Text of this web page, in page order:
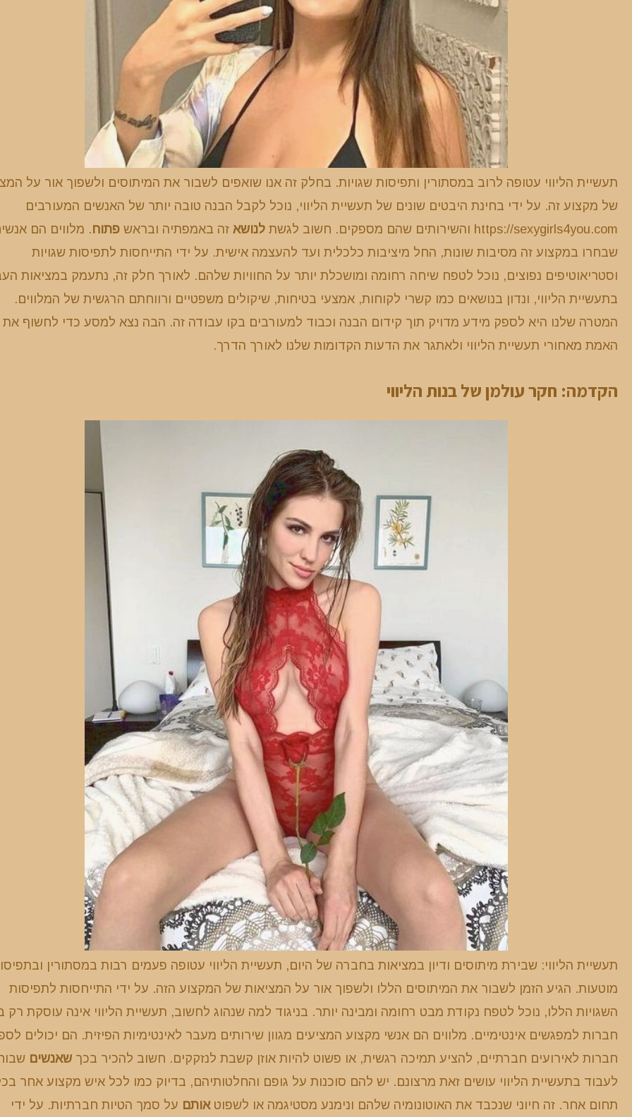
תעשיית הליווי עטופה לרוב במסתורין ותפיסות שגויות. בחלק זה אנו שואפים לשבור את המיתוסים ולשפוך אור על
של מקצוע זה. על ידי בחינת היבטים שונים של תעשיית הליווי, נוכל לקבל הבנה טובה יותר של האנשים המעורבים
https://sexygirls4you.com והשירותים שהם מספקים. חשוב לגשת
לנושא זה באמפתיה ובראש פתוח. מלווים הם
שבחרו במקצוע זה מסיבות שונות, החל מיציבות כלכלית ועד להעצמה אישית. על ידי התייחסות לתפיסות שגויות
וסטריאוטיפים נפוצים, נוכל לטפח שיחה רחומה ומושכלת יותר על החוויות שלהם. לאורך חלק זה, נתעמק במציאות
בתעשיית הליווי, ונדון בנושאים כמו קשרי לקוחות, אמצעי בטיחות, שיקולים משפטיים ורווחתם הרגשית של המלווים.
המטרה שלנו היא לספק מידע מדויק תוך קידום הבנה וכבוד למעורבים בקו עבודה זה. הבה נצא למסע כדי לחשוף את
האמת מאחורי תעשיית הליווי ולאתגר את הדעות הקדומות שלנו לאורך הדרך.
הקדמה: חקר עולמן של בנות הליווי
תעשיית הליווי: שבירת מיתוסים ודיון במציאות בחברה של היום, תעשיית הליווי עטופה פעמים רבות במסתורין
מוטעות. הגיע הזמן לשבור את המיתוסים הללו ולשפוך אור על המציאות של המקצוע הזה. על ידי התייחסות לתפיסות
השגויות הללו, נוכל לטפח נקודת מבט רחומה ומבינה יותר. בניגוד למה שנהוג לחשוב, תעשיית הליווי אינה עוסקת רק
חברות למפגשים אינטימיים. מלווים הם אנשי מקצוע המציעים מגוון שירותים מעבר לאינטימיות הפיזית. הם יכולים
חברות לאירועים חברתיים, להציע תמיכה רגשית, או פשוט להיות אוזן קשבת לנזקקים. חשוב להכיר בכך שאנשים
לעבוד בתעשיית הליווי עושים זאת מרצונם. יש להם סוכנות על גופם והחלטותיהם, בדיוק כמו לכל איש מקצוע אחר
תחום אחר. זה חיוני שנכבד את האוטונומיה שלהם ונימנע מסטיגמה או לשפוט אותם על סמך הטיות חברתיות. על ידי